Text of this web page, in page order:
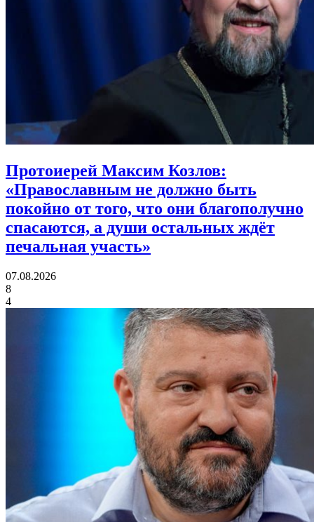
Протоиерей Максим Козлов:
«Православным не должно быть
покойно от того, что они благополучно
спасаются, а души остальных ждёт
печальная участь»
07.08.2026
8
4